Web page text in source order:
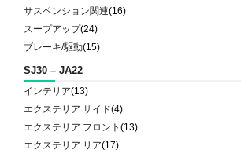
サスペンション関連(16)
スープアップ(24)
ブレーキ/駆動(15)
SJ30 – JA22
インテリア(13)
エクステリア サイド(4)
エクステリア フロント(13)
エクステリア リア(17)